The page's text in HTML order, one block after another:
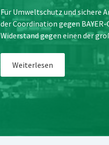
Für Umweltschutz und sichere
der Coordination gegen
Widerstand gegen einen der
Weiterlesen